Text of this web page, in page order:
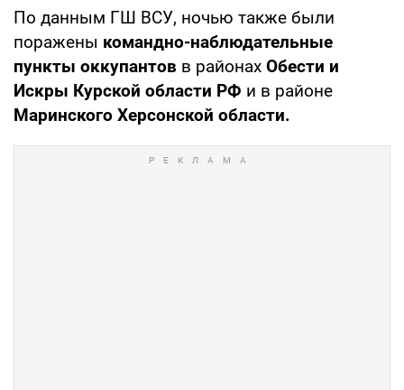
По данным ГШ ВСУ, ночью также были
поражены командно-наблюдательные
пункты оккупантов в районах Обести и
Искры Курской области РФ и в районе
Маринского Херсонской области.